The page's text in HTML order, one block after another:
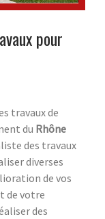
pour
travaux de
du Rhône
des travaux
diverses
de vos
de votre
des